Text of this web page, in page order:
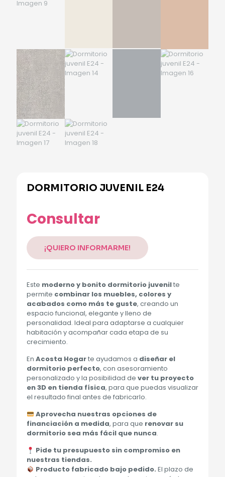
DORMITORIO JUVENIL E24
Consultar
¡QUIERO INFORMARME!
Este moderno y bonito dormitorio juvenilte
permite combinar los muebles, colores y
acabados como más te guste, creando un
espacio funcional, elegante y lleno de
personalidad. Ideal para adaptarse a cualquier
habitación y acompañar cada etapa de su
crecimiento.
En Acosta Hogarte ayudamos a diseñar el
dormitorio perfecto, con asesoramiento
personalizado y la posibilidad de ver tu proyecto
en 3D en tienda física, para que puedas visualizar
el resultado final antes de fabricarlo.
Aprovecha nuestras opciones de
financiación a medida, para que renovar su
dormitorio sea más fácil que nunca.
Pide tu presupuesto sin compromiso en
nuestras tiendas.
Producto fabricado bajo pedido. El plazo de